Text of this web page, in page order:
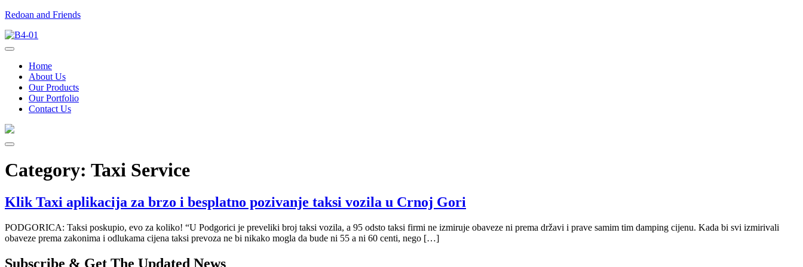
Redoan and Friends
Home
About Us
Our Products
Our Portfolio
Contact Us
Category: Taxi Service
Klik Taxi aplikacija za brzo i besplatno pozivanje taksi vozila u Crnoj Gori
PODGORICA: Taksi poskupio, evo za koliko! “U Podgorici je preveliki broj taksi vozila, a 95 odsto taksi firmi ne izmiruje obaveze ni prema državi i prave samim tim damping cijenu. Kada bi svi izmirivali
obaveze prema zakonima i odlukama cijena taksi prevoza ne bi nikako mogla da bude ni 55 a ni 60 centi, nego […]
Subscribe & Get The Updated News